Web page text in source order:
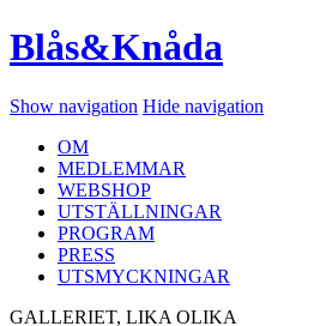
Blås&Knåda
Show navigation Hide navigation
OM
MEDLEMMAR
WEBSHOP
UTSTÄLLNINGAR
PROGRAM
PRESS
UTSMYCKNINGAR
GALLERIET, LIKA OLIKA